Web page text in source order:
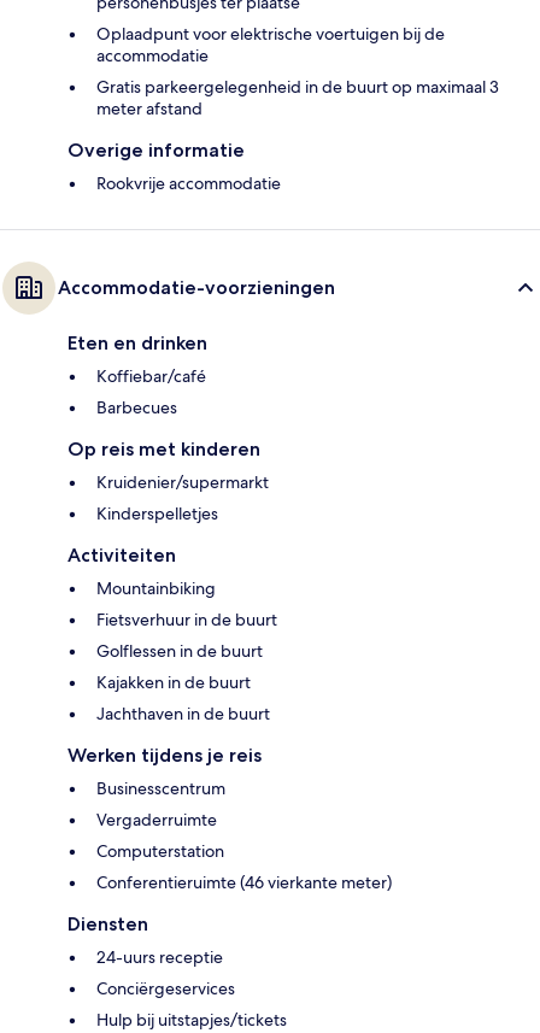
Oplaadpunt voor elektrische voertuigen bij de
accommodatie
Gratis parkeergelegenheid in de buurt op maximaal 3
meter afstand
Overige informatie
Rookvrije accommodatie
Accommodatie-voorzieningen
Eten en drinken
Koffiebar/café
Barbecues
Op reis met kinderen
Kruidenier/supermarkt
Kinderspelletjes
Activiteiten
Mountainbiking
Fietsverhuur in de buurt
Golflessen in de buurt
Kajakken in de buurt
Jachthaven in de buurt
Werken tijdens je reis
Businesscentrum
Vergaderruimte
Computerstation
Conferentieruimte (46 vierkante meter)
Diensten
24-uurs receptie
Conciërgeservices
Hulp bij uitstapjes/tickets